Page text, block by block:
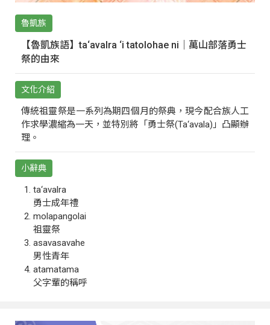
魯凱族
【魯凱族語】ta‘avalra ‘i tatolohae ni｜萬山部落勇士
祭的由來
文化介紹
傳統祖靈祭是一系列為期四個月的祭典，現今配合族人工
作求學濃縮為一天，並特別將「勇士祭(Ta‘avala)」凸顯辦
理。
小辭典
ta‘avalra
勇士成年禮
molapangolai
祖靈祭
asavasavahe
男性青年
atamatama
父字輩的稱呼